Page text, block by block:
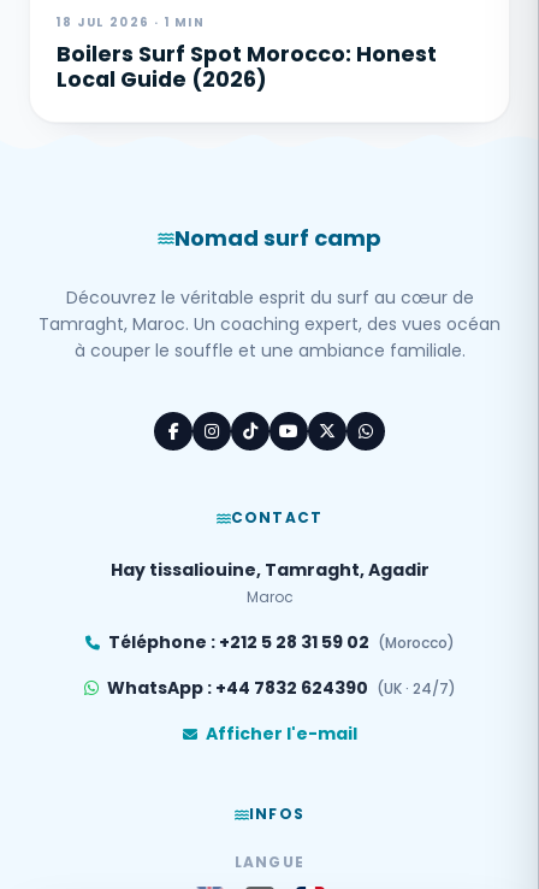
18 JUL 2026 · 1 MIN
Boilers Surf Spot Morocco: Honest
Local Guide (2026)
Nomad surf camp
Découvrez le véritable esprit du surf au cœur de
Tamraght, Maroc. Un coaching expert, des vues océan
à couper le souffle et une ambiance familiale.
CONTACT
Hay tissaliouine, Tamraght, Agadir
Maroc
Téléphone : +212 5 28 31 59 02 (Morocco)
WhatsApp : +44 7832 624390 (UK · 24/7)
Afficher l'e-mail
INFOS
LANGUE